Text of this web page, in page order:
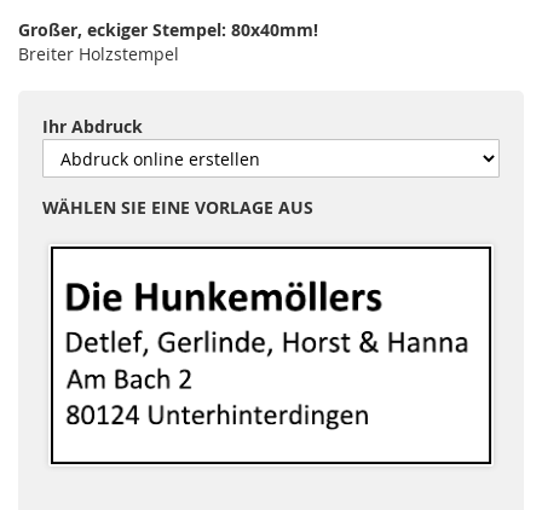
Großer, eckiger Stempel: 80x40mm!
Breiter Holzstempel
Ihr Abdruck
WÄHLEN SIE EINE VORLAGE AUS